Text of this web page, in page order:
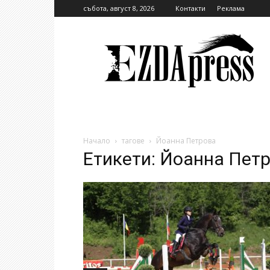
събота, август 8, 2026 Контакти Реклама
Начало тагове Йоанна Петрова
Етикети: Йоанна